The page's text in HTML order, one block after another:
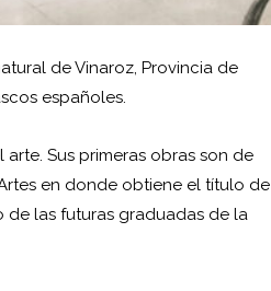
de Vinaroz, Provincia de
españoles.
Sus primeras obras son de
en donde obtiene el título de
las futuras graduadas de la